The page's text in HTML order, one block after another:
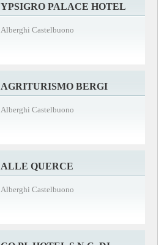
YPSIGRO PALACE HOTEL
Alberghi Castelbuono
AGRITURISMO BERGI
Alberghi Castelbuono
ALLE QUERCE
Alberghi Castelbuono